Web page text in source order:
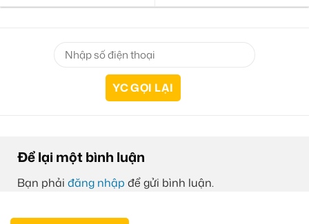
Để lại một bình luận
Bạn phải đăng nhập để gửi bình luận.